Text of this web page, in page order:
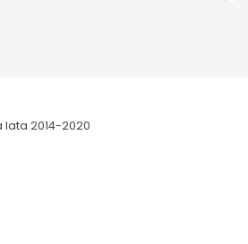
lata 2014-2020